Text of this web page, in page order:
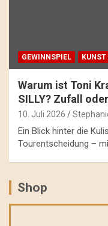
GEWINNSPIEL KUNST
Warum ist Toni
SILLY? Zufall
10. Juli 2026
Ein Blick hinter die
Tourentscheidung –
Shop